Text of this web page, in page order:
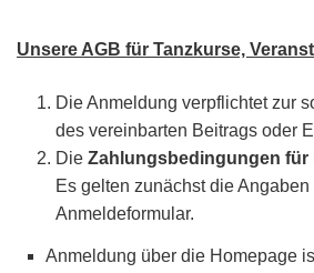
Unsere AGB für Tanzkurse,
Die Anmeldung verpflichtet zur
des vereinbarten Beitrags oder
DieZahlungsbedingungen für
Es gelten zunächst die
Anmeldeformular.
Anmeldung über die Homepage